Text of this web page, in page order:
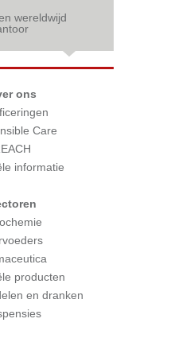
wereldwijd
ons
Care
informatie
producten
en dranken